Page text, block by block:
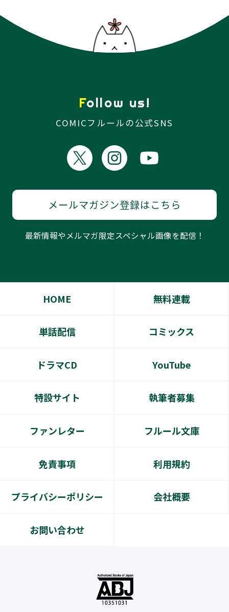
Follow us!
COMICフルールの公式SNS
メールマガジン登録はこちら
最新情報やメルマガ限定スペシャル画像を配信！
HOME 無料連載
単話配信 コミックス
ドラマCD YouTube
特設サイト 執筆者募集
ファンレター フルール文庫
免責事項 利用規約
プライバシーポリシー 会社概要
お問い合わせ